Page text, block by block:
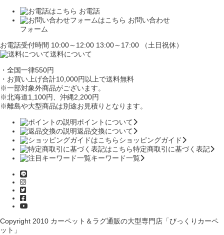
お電話
お問い合わせ
フォーム
お電話受付時間 10:00～12:00 13:00～17:00 （土日祝休）
送料について
・全国一律550円
・お買い上げ合計10,000円 以上で送料無料
※一部対象外商品がございます。
※北海道1,100円、沖縄2,200円
※離島や大型商品は別途お見積りとなります。
ポイントについて
返品交換について
ショッピングガイド
特定商取引に基づく表記
キーワード一覧
Copyright 2010 カーペット＆ラグ通販の大型専門店「びっくりカーペ
ット」